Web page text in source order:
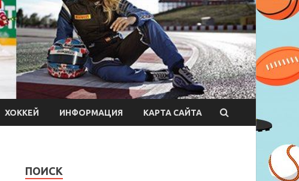
ХОККЕЙ ИНФОРМАЦИЯ КАРТА САЙТА
ПОИСК